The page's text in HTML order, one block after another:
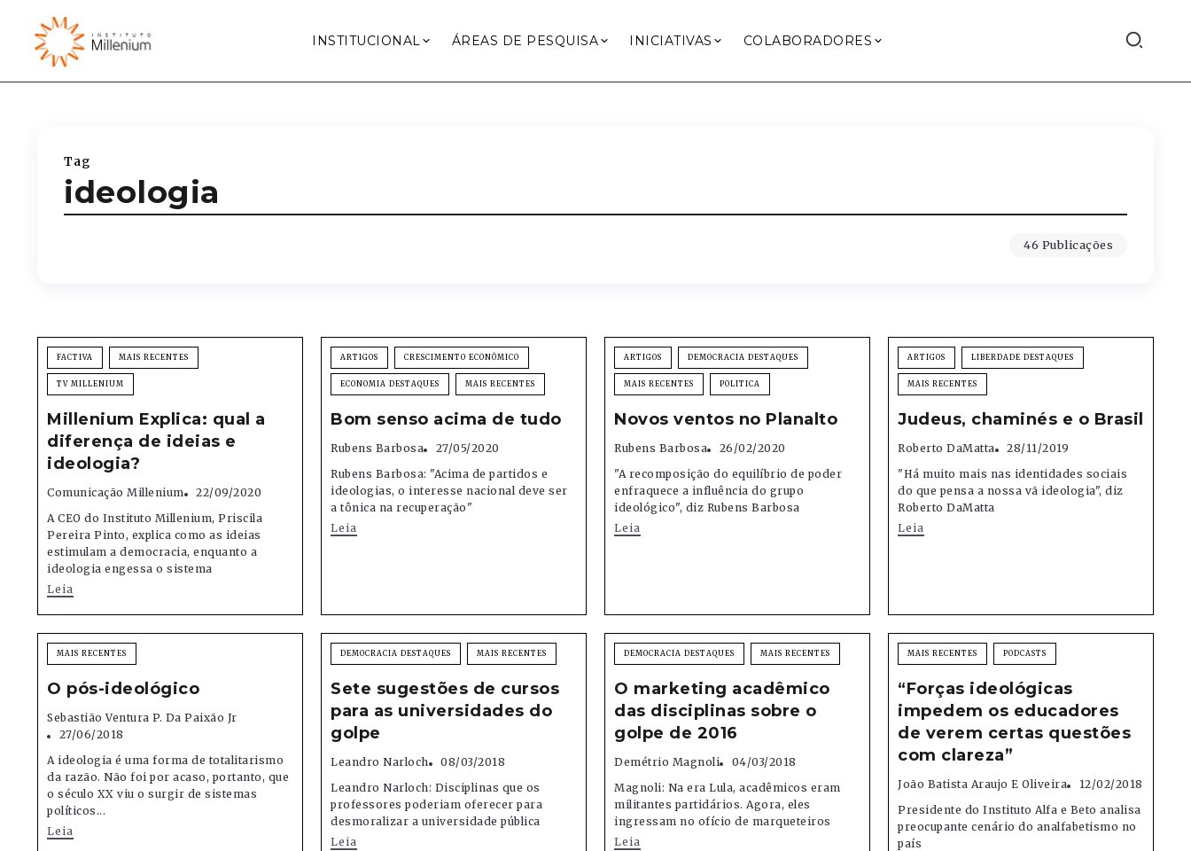
INSTITUCIONAL ÁREAS DE PESQUISA INICIATIVAS COLABORADORES
Tag
ideologia
46 Publicações
FACTIVA MAIS RECENTES
TV MILLENIUM
Millenium Explica: qual a
diferença de ideias e
ideologia?
Comunicação Millenium
22/09/2020
A CEO do Instituto Millenium, Priscila
Pereira Pinto, explica como as ideias
estimulam a democracia, enquanto a
ideologia engessa o sistema
Leia
ARTIGOS CRESCIMENTO ECONÔMICO
ECONOMIA DESTAQUES MAIS RECENTES
Bom senso acima de tudo
Rubens Barbosa
27/05/2020
Rubens Barbosa: "Acima de partidos e
ideologias, o interesse nacional deve ser
a tônica na recuperação"
Leia
ARTIGOS DEMOCRACIA DESTAQUES
MAIS RECENTES POLITICA
Novos ventos no Planalto
Rubens Barbosa
26/02/2020
"A recomposição do equilíbrio de poder
enfraquece a influência do grupo
ideológico", diz Rubens Barbosa
Leia
ARTIGOS LIBERDADE DESTAQUES
MAIS RECENTES
Judeus, chaminés e o Brasil
Roberto DaMatta
28/11/2019
"Há muito mais nas identidades sociais
do que pensa a nossa vã ideologia", diz
Roberto DaMatta
Leia
MAIS RECENTES
O pós-ideológico
Sebastião Ventura P. Da Paixão Jr
27/06/2018
A ideologia é uma forma de totalitarismo
da razão. Não foi por acaso, portanto, que
o século XX viu o surgir de sistemas
políticos...
Leia
DEMOCRACIA DESTAQUES MAIS RECENTES
Sete sugestões de cursos
para as universidades do
golpe
Leandro Narloch
08/03/2018
Leandro Narloch: Disciplinas que os
professores poderiam oferecer para
desmoralizar a universidade pública
Leia
DEMOCRACIA DESTAQUES MAIS RECENTES
O marketing acadêmico
das disciplinas sobre o
golpe de 2016
Demétrio Magnoli
04/03/2018
Magnoli: Na era Lula, acadêmicos eram
militantes partidários. Agora, eles
ingressam no ofício de marqueteiros
Leia
MAIS RECENTES PODCASTS
“Forças ideológicas
impedem os educadores
de verem certas questões
com clareza”
João Batista Araujo E Oliveira
12/02/2018
Presidente do Instituto Alfa e Beto analisa
preocupante cenário do analfabetismo no
país